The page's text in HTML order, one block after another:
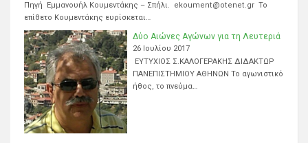
Πηγή Εμμανουήλ Κουμεντάκης – Σπήλι. ekoument@otenet.gr Το
επίθετο Κουμεντάκης ευρίσκεται…
Δύο Αιώνες Αγώνων για τη Λευτεριά
26 Ιουλίου 2017
ΕΥΤΥΧΙΟΣ Σ.ΚΑΛΟΓΕΡΑΚΗΣ ΔΙΔΑΚΤΩΡ
ΠΑΝΕΠΙΣΤΗΜΙΟΥ ΑΘΗΝΩΝ Το αγωνιστικό
ήθος, το πνεύμα…